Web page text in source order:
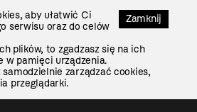
Zamknij
aby ułatwić Ci
serwisu oraz do celów
plików, to zgadzasz się na ich
w pamięci urządzenia.
zarządzać cookies,
przeglądarki.